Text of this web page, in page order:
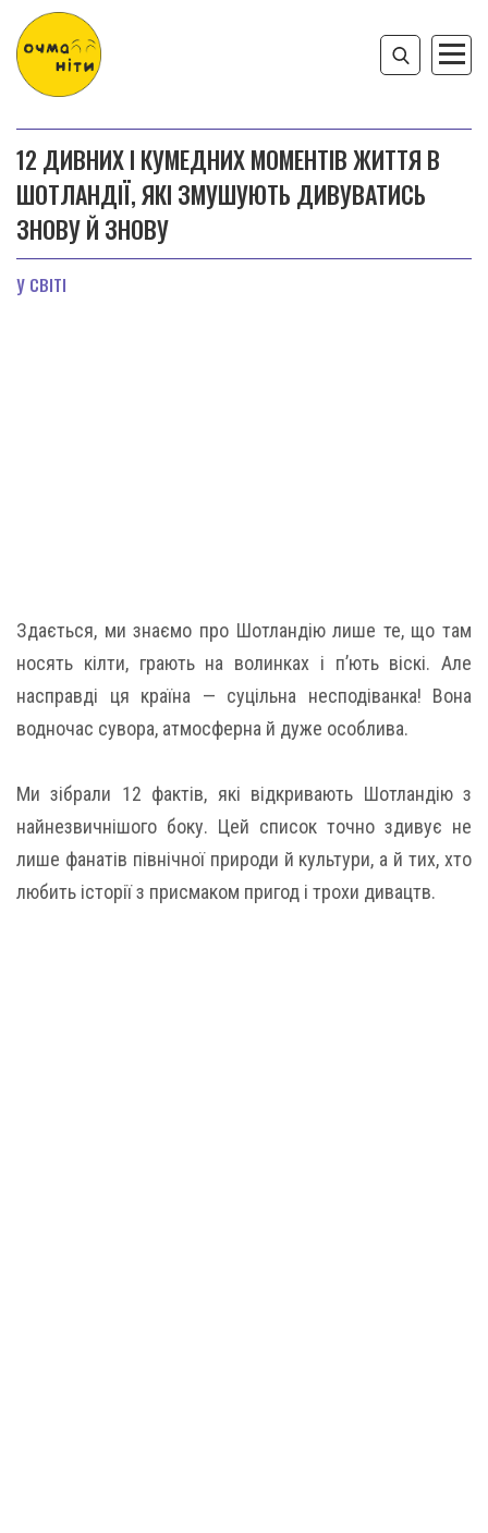
12 ДИВНИХ І КУМЕДНИХ МОМЕНТІВ ЖИТТЯ В
ШОТЛАНДІЇ, ЯКІ ЗМУШУЮТЬ ДИВУВАТИСЬ
ЗНОВУ Й ЗНОВУ
У СВІТІ
Здається, ми знаємо про Шотландію лише те, що там
носять кілти, грають на волинках і п’ють віскі. Але
насправді ця країна — суцільна несподіванка! Вона
водночас сувора, атмосферна й дуже особлива.
Ми зібрали 12 фактів, які відкривають Шотландію з
найнезвичнішого боку. Цей список точно здивує не
лише фанатів північної природи й культури, а й тих, хто
любить історії з присмаком пригод і трохи дивацтв.